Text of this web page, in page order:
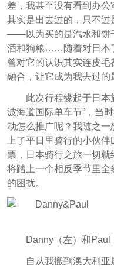
差，我甚至没有看到办
其实是出去过的，只不
——以为买的是汽水和饼
酒和狗粮……随着对日本
曾对它的认识其实连皮
融合，让它成为我去过的
此次行程缘起于日本
波海道国际单车节”，当
动怎么推广呢？我随之一
上了平日里骑行的小伙
票，日本骑行之旅一切
将踏上一个相反季节里
的困扰。
Danny（左）和Paul
自从我搬到澳大利